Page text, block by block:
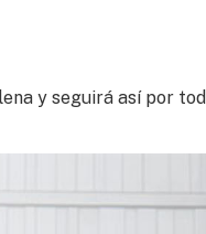
y seguirá así por